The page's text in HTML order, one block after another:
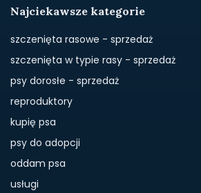
Najciekawsze kategorie
szczenięta rasowe - sprzedaż
szczenięta w typie rasy - sprzedaż
psy dorosłe - sprzedaż
reproduktory
kupię psa
psy do adopcji
oddam psa
usługi